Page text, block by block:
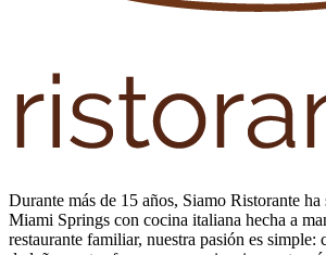
Durante más de 15 años, Siamo Ristorante
Miami Springs con cocina italiana hecha a
restaurante familiar, nuestra pasión es simple: